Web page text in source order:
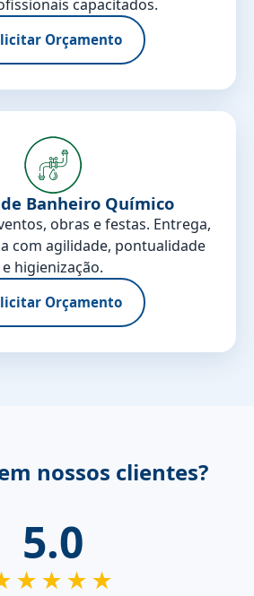
capacitados.
Orçamento
de Banheiro Químico
obras e festas. Entrega,
com agilidade, pontualidade
e higienização.
Orçamento
nossos clientes?
5.0